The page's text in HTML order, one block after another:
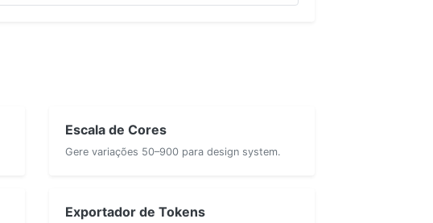
Escala de Cores
Gere variações 50–900 para design system.
Exportador de Tokens